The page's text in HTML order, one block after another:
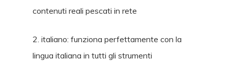
contenuti reali pescati in rete
2. italiano: funziona perfettamente con la
lingua italiana in tutti gli strumenti